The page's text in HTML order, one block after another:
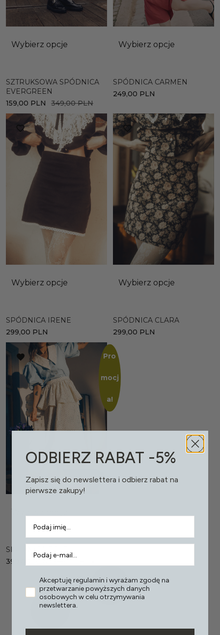
Wybierz opcje
SZTRUKSOWA SPÓDNICA
EVERGREEN
349,00PLN
159,00 PLN
Wybierz opcje
SPÓDNICA CARMEN
249,00 PLN
Wybierz opcje
SPÓDNICA IRENE
299,00 PLN
Wybierz opcje
SPÓDNICA CLARA
299,00 PLN
Pro
mocj
a!
Wybierz opcje
SPÓDNICA BOLD
399,00
ODBIERZ RABAT -5%
Zapisz się do newslettera i odbierz rabat na
pierwsze zakupy!
Akceptuję regulamin i wyrażam zgodę na
przetwarzanie powyższych danych
osobowych w celu otrzymywania
newslettera.